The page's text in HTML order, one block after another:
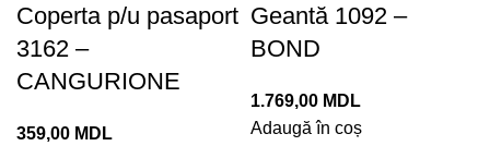
Coperta p/u pasaport
3162 –
CANGURIONE
359,00 MDL
Geantă 1092 –
BOND
1.769,00 MDL
Adaugă în coș